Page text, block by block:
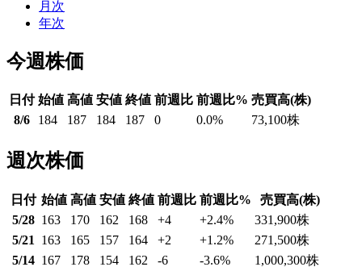
月次
年次
今週株価
日付 始値 高値 安値 終値 前週比 前週比% 売買高(株)
8/6
184 187 184 187 0 0.0% 73,100株
週次株価
日付 始値 高値 安値 終値 前週比 前週比%
売買高(株)
5/28 163 170 162 168 +4 +2.4% 331,900株
5/21
163 165 157 164 +2 +1.2% 271,500株
5/14 167 178 154 162 -6 -3.6% 1,000,300株